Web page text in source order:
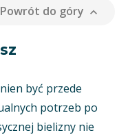
Powrót do góry 
być przede
potrzeb po
bielizny nie